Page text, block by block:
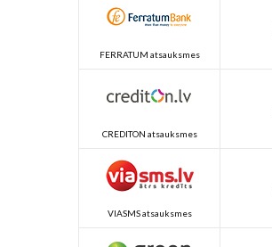
FERRATUM atsauksmes
CREDITON atsauksmes
VIASMS atsauksmes